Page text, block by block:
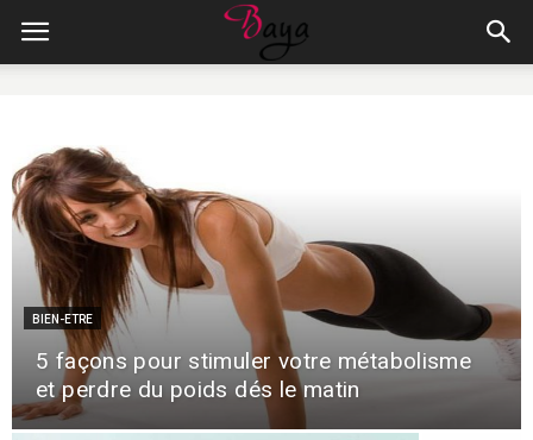
BIEN-ETRE
5 façons pour stimuler votre métabolisme
et perdre du poids dés le matin